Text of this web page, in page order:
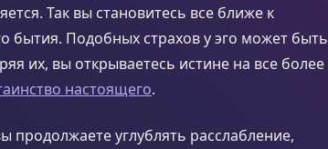
Так вы становитесь все ближе к
бытия. Подобных страхов у эго может быть
их, вы открываетесь истине на все более
настоящего.
углублять расслабление,